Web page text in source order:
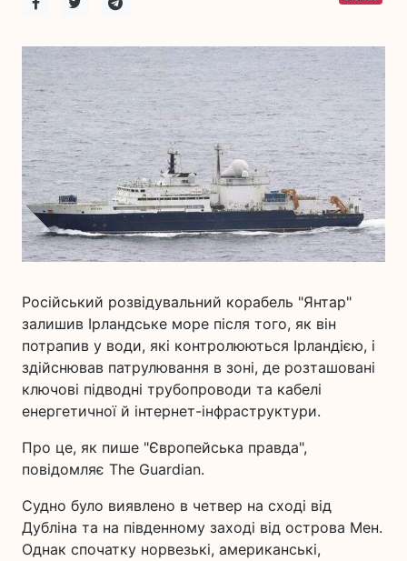
Російський розвідувальний корабель "Янтар"
залишив Ірландське море після того, як він
потрапив у води, які контролюються Ірландією, і
здійснював патрулювання в зоні, де розташовані
ключові підводні трубопроводи та кабелі
енергетичної й інтернет-інфраструктури.
Про це, як пише "Європейська правда",
повідомляє The Guardian.
Судно було виявлено в четвер на сході від
Дубліна та на південному заході від острова Мен.
Однак спочатку норвезькі, американські,